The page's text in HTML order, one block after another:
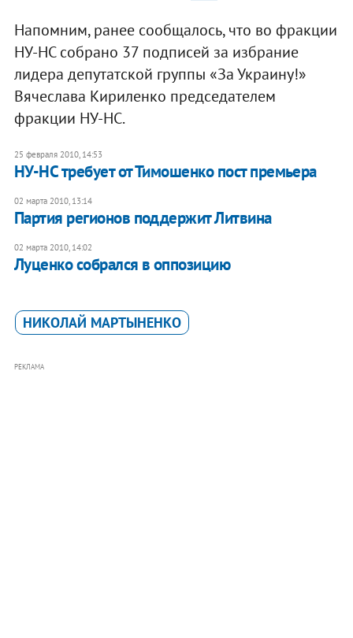
Напомним, ранее сообщалось, что во фракции
НУ-НС собрано 37 подписей за избрание
лидера депутатской группы «За Украину!»
Вячеслава Кириленко председателем
фракции НУ-НС.
25 февраля 2010, 14:53
НУ-НС требует от Тимошенко пост премьера
02 марта 2010, 13:14
Партия регионов поддержит Литвина
02 марта 2010, 14:02
Луценко собрался в оппозицию
НИКОЛАЙ МАРТЫНЕНКО
РЕКЛАМА